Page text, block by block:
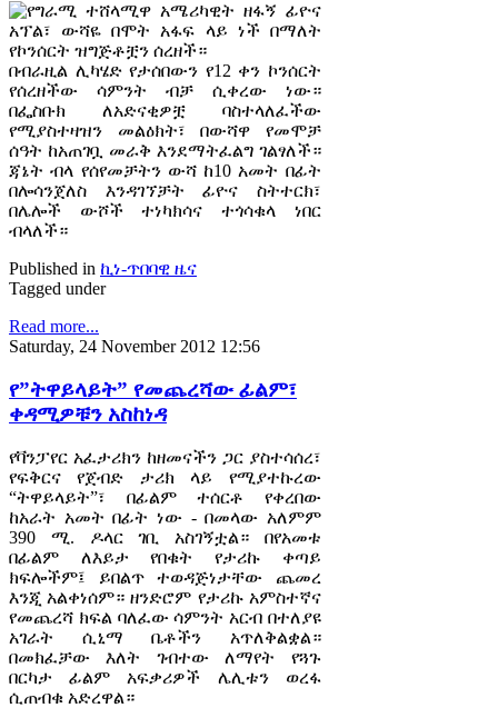
የግራሚ ተሸላሚዋ አሜሪካዊት ዘፋኝ ፊዮና
አፕል፣ ውሻዬ በሞት አፋፍ ላይ ነች በማለት
የኮንሰርት ዝግጅቶቿን ሰረዘች።
በብራዚል ሊካሄድ የታሰበውን የ12 ቀን ኮንሰርት
የሰረዘችው ሳምንት ብቻ ሲቀረው ነው።
በፌስቡክ ለአድናቂዎቿ ባስተላለፈችው
የሚያስተዛዝን መልዕክት፣ በውሻዋ የመሞቻ
ሰዓት ከአጠገቧ መራቅ እንደማትፈልግ ገልፃለች።
ጃኔት ብላ የሰየመቻትን ውሻ ከ10 አመት በፊት
በሎሳንጀለስ እንዳገኘቻት ፊዮና ስትተርክ፣
በሌሎች ውሾች ተነካክሳና ተጎሳቁላ ነበር
ብላለች።
Published in ኪነ-ጥበባዊ ዜና
Tagged under
Read more...
Saturday, 24 November 2012 12:56
የ”ትዋይላይት” የመጨረሻው ፊልም፣
ቀዳሚዎቹን አስከነዳ
የቫንፓየር አፈታሪክን ከዘመናችን ጋር ያስተሳሰረ፣
የፍቅርና የጀብድ ታሪክ ላይ የሚያተኩረው
“ትዋይላይት”፣ በፊልም ተሰርቶ የቀረበው
ከአራት አመት በፊት ነው - በመላው አለምም
390 ሚ. ዶላር ገቢ አስገኝቷል። በየአመቱ
በፊልም ለእይታ የበቁት የታሪኩ ቀጣይ
ክፍሎችም፤ ይበልጥ ተወዳጅነታቸው ጨመረ
እንጂ አልቀነሰም። ዘንድሮም የታሪኩ አምስተኛና
የመጨረሻ ክፍል ባለፈው ሳምንት አርብ በተለያዩ
አገራት ሲኒማ ቤቶችን አጥለቅልቋል።
በመክፈቻው እለት ገብተው ለማየት የጓጉ
በርካታ ፊልም አፍቃሪዎች ሌሊቱን ወረፋ
ሲጠብቁ አድረዋል።